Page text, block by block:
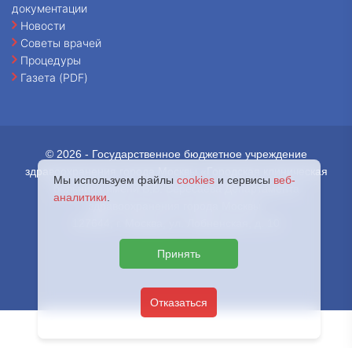
документации
Новости
Советы врачей
Процедуры
Газета (PDF)
© 2026 - Государственное бюджетное учреждение
здравоохранения города Москвы «Городская клиническая
больница имени В.В. Вересаева Департамента
Мы используем файлы cookiesи сервисы веб-
аналитики
Принять
Отказаться